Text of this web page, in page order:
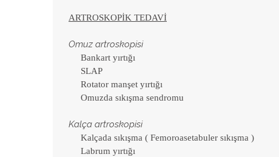
ARTROSKOPİK TEDAVİ
Omuz artroskopisi
Bankart yırtığı
SLAP
Rotator manşet yırtığı
Omuzda sıkışma sendromu
Kalça artroskopisi
Kalçada sıkışma ( Femoroasetabuler sıkışma )
Labrum yırtığı